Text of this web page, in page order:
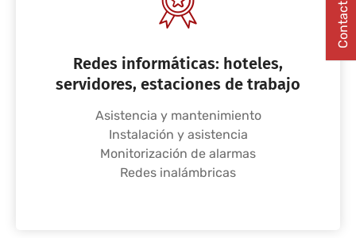
Redes informáticas: hoteles,
servidores, estaciones de trabajo
Asistencia y mantenimiento
Instalación y asistencia
Monitorización de alarmas
Redes inalámbricas
Contact